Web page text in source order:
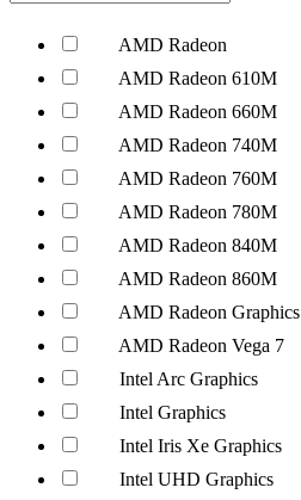
AMD Radeon
AMD Radeon 610M
AMD Radeon 660M
AMD Radeon 740M
AMD Radeon 760M
AMD Radeon 780M
AMD Radeon 840M
AMD Radeon 860M
AMD Radeon Graphics
AMD Radeon Vega 7
Intel Arc Graphics
Intel Graphics
Intel Iris Xe Graphics
Intel UHD Graphics